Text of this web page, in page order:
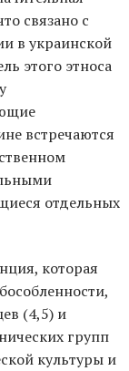
связано с
в украинской
этого этноса
встречаются
отдельных
которая
(4,5) и
групп
культуры и